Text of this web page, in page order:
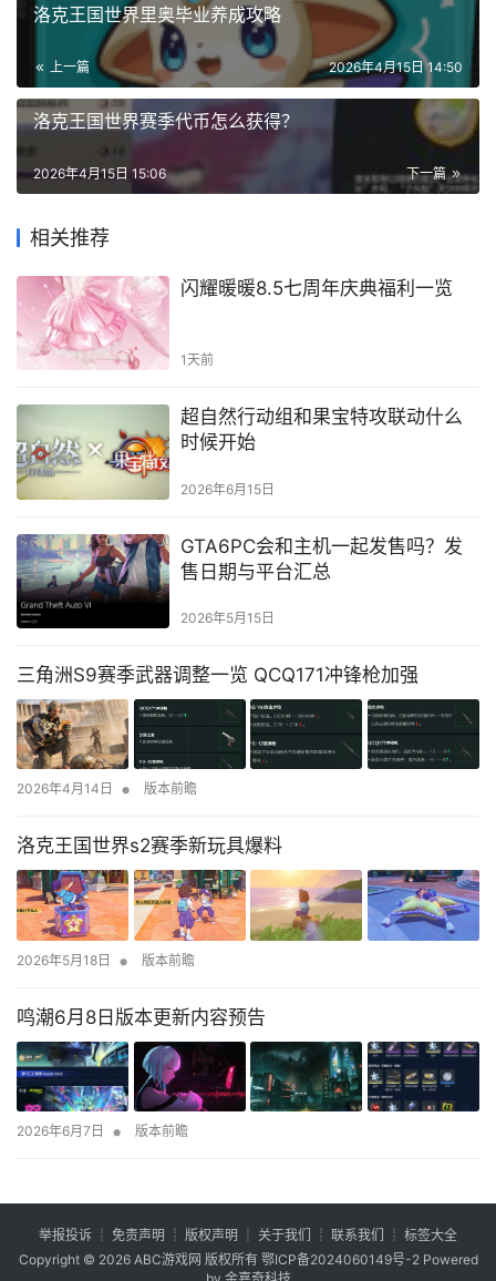
洛克王国世界里奥毕业养成攻略
上一篇 2026年4月15日 14:50
洛克王国世界赛季代币怎么获得？
下一篇
2026年4月15日 15:06
相关推荐
闪耀暖暖8.5七周年庆典福利一览
1天前
超自然行动组和果宝特攻联动什么
时候开始
2026年6月15日
GTA6PC会和主机一起发售吗？发
售日期与平台汇总
2026年5月15日
三角洲S9赛季武器调整一览 QCQ171冲锋枪加强
2026年4月14日 • 版本前瞻
洛克王国世界s2赛季新玩具爆料
2026年5月18日 • 版本前瞻
鸣潮6月8日版本更新内容预告
2026年6月7日 • 版本前瞻
举报投诉 ┊ 免责声明 ┊ 版权声明 ┊ 关于我们 ┊ 联系我们 ┊ 标签大全
Copyright © 2026 ABC游戏网 版权所有 鄂ICP备2024060149号-2Powered